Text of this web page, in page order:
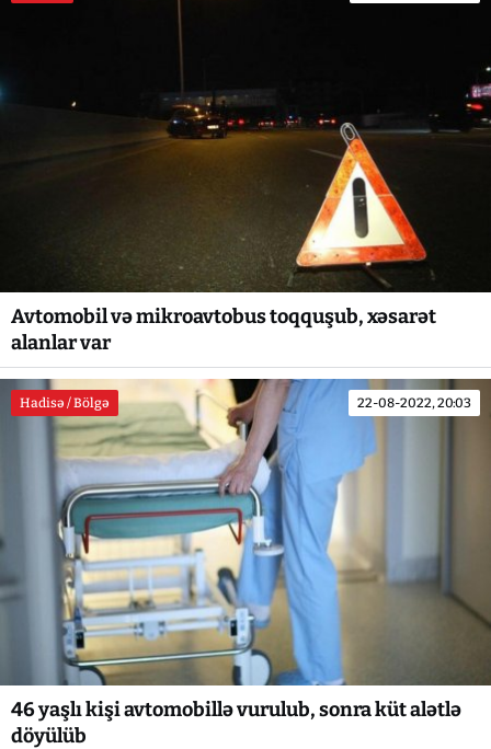
Avtomobil və mikroavtobus toqquşub, xəsarət
alanlar var
Hadisə / Bölgə 22-08-2022, 20:03
46 yaşlı kişi avtomobillə vurulub, sonra küt alətlə
döyülüb